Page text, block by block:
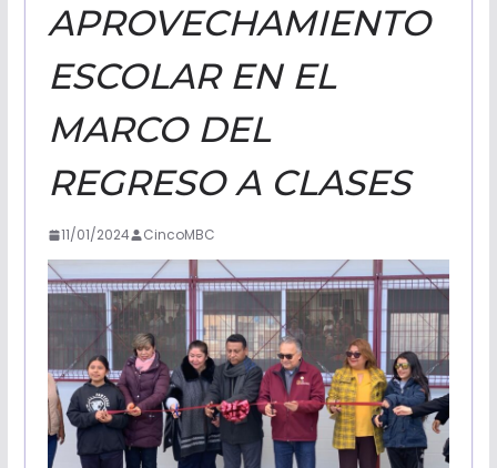
APROVECHAMIENTO
ESCOLAR EN EL
MARCO DEL
REGRESO A CLASES
11/01/2024 CincoMBC